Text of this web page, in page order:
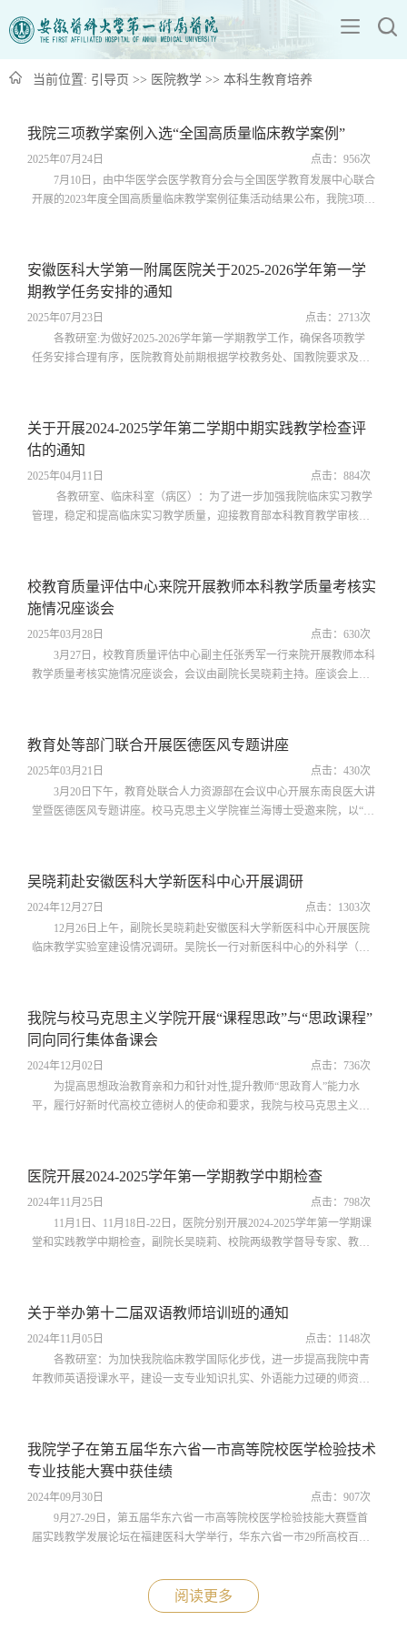
当前位置: 引导页 >> 医院教学 >> 本科生教育培养
我院三项教学案例入选“全国高质量临床教学案例”
2025年07月24日 点击： 956次
7月10日，由中华医学会医学教育分会与全国医学教育发展中心联合
开展的2023年度全国高质量临床教学案例征集活动结果公布，我院3项教
案例分别为：普外科学教研室陈博教师团队《消化系统--胃癌》、外专
科学教研室张芳教师团队《神...
安徽医科大学第一附属医院关于2025-2026学年第一学
期教学任务安排的通知
2025年07月23日 点击： 2713次
各教研室:为做好2025-2026学年第一学期教学工作，确保各项教学
任务安排合理有序，医院教育处前期根据学校教务处、国教院要求及新
后续相关排课事宜通知如下:一、本科生教学进度填报（一）教学任务已
通过教学管理信息系统发布，通...
关于开展2024-2025学年第二学期中期实践教学检查评
估的通知
2025年04月11日 点击： 884次
各教研室、临床科室（病区）：为了进一步加强我院临床实习教学
管理，稳定和提高临床实习教学质量，迎接教育部本科教育教学审核评
月18日（周五）上午。二、检查范围2024年11月1日-2025年4月17日。
三、检查资料1.《实习生管理...
校教育质量评估中心来院开展教师本科教学质量考核实
施情况座谈会
2025年03月28日 点击： 630次
3月27日，校教育质量评估中心副主任张秀军一行来院开展教师本科
教学质量考核实施情况座谈会，会议由副院长吴晓莉主持。座谈会上，
军一行的到来表示热烈欢迎。她表示，医院高度重视教师本科教学质量
考核工作，根据安徽医科大学文件...
教育处等部门联合开展医德医风专题讲座
2025年03月21日 点击： 430次
3月20日下午，教育处联合人力资源部在会议中心开展东南良医大讲
堂暨医德医风专题讲座。校马克思主义学院崔兰海博士受邀来院，以“医
奉献，大爱无疆”的卫生健康职业精神。他提出，“医者仁术”不仅是对医
术精湛的追求，...
吴晓莉赴安徽医科大学新医科中心开展调研
2024年12月27日 点击： 1303次
12月26日上午，副院长吴晓莉赴安徽医科大学新医科中心开展医院
临床教学实验室建设情况调研。吴院长一行对新医科中心的外科学（总
实验室是医学生实践训练的平台，是提升医学人才培养质量的重要环
节，要以此次新建实验室为契机，...
我院与校马克思主义学院开展“课程思政”与“思政课程”
同向同行集体备课会
2024年12月02日 点击： 736次
为提高思想政治教育亲和力和针对性,提升教师“思政育人”能力水
平，履行好新时代高校立德树人的使命和要求，我院与校马克思主义学
代表等参加集体备课，会议由柳泽民主持。会上，郝加虎提出，医学院
校思政教育要从中国特色社...
医院开展2024-2025学年第一学期教学中期检查
2024年11月25日 点击： 798次
11月1日、11月18日-22日，医院分别开展2024-2025学年第一学期课
堂和实践教学中期检查，副院长吴晓莉、校院两级教学督导专家、教研
量及实习带教工作落实情况进行全面、客观、量化的评估，各教研室和
科室必须从思想上高度重视，坚...
关于举办第十二届双语教师培训班的通知
2024年11月05日 点击： 1148次
各教研室：为加快我院临床教学国际化步伐，进一步提高我院中青
年教师英语授课水平，建设一支专业知识扎实、外语能力过硬的师资队
宜通知如下：一、组织及管理双语培训班由医院教育处主办，负责组
织、考勤、监督、考核及管理。...
我院学子在第五届华东六省一市高等院校医学检验技术
专业技能大赛中获佳绩
2024年09月30日 点击： 907次
9月27-29日，第五届华东六省一市高等院校医学检验技能大赛暨首
届实践教学发展论坛在福建医科大学举行，华东六省一市29所高校百余
欣悦同学在葡萄糖测定项目技能操作和专业知识竞赛中斩获两项单项金
奖，张赛君同学在白细胞技术项目技能操作项目中斩获单项金奖。本次
阅读更多